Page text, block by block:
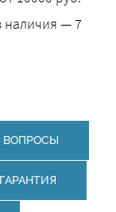
наличия — 7
ВОПРОСЫ
ГАРАНТИЯ